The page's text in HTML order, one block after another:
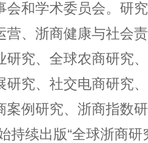
会和学术委员会。研
营、浙商健康与社会
研究、全球农商研究
研究、社交电商研究
案例研究、浙商指数
持续出版“全球浙商研